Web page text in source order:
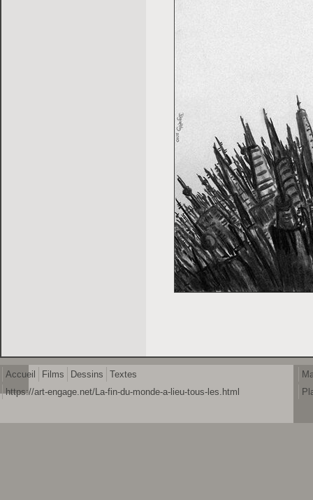
Accueil Films Dessins
Textes
https://art-engage.net/La-fin-du-monde-a-lieu-tous-les.html